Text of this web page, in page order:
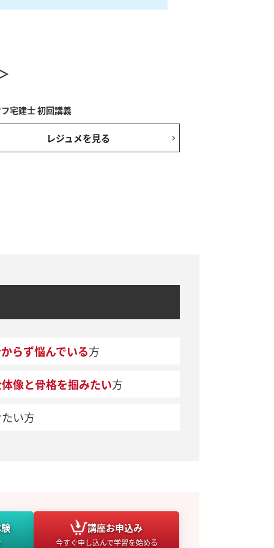
宅建士 初回講義
レジュメを見る
らず悩んでいる方
像と骨格を掴みたい方
い方
講座お申込み
今すぐ申し込んで学習を始める